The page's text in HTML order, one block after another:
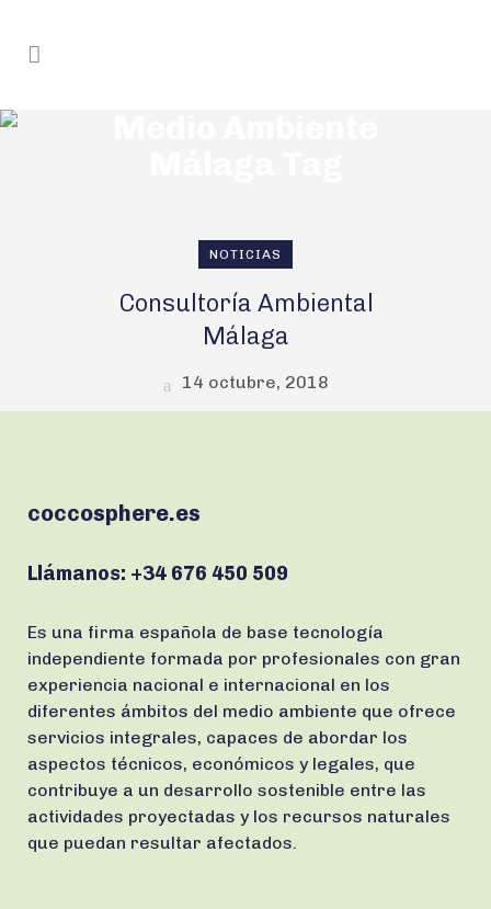
NOTICIAS
Consultoría Ambiental
Málaga
14 octubre, 2018
coccosphere.es
Llámanos: +34 676 450 509
Es una firma española de base tecnología
independiente formada por profesionales con gran
experiencia nacional e internacional en los
diferentes ámbitos del medio ambiente que ofrece
servicios integrales, capaces de abordar los
aspectos técnicos, económicos y legales, que
contribuye a un desarrollo sostenible entre las
actividades proyectadas y los recursos naturales
que puedan resultar afectados.